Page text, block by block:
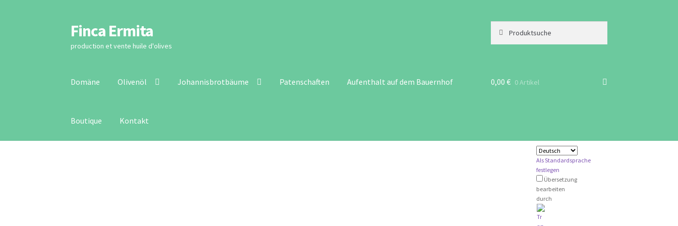
Zur
Navigation
springen
Zum
Inhalt
springen
Finca Ermita
production et vente huile d'olives
nach:
Domäne Olivenöl Johannisbrotbäume Patenschaften Aufenthalt auf dem Bauernhof
Boutique Kontakt
0,00 € 0 Artikel
Als Standardsprache
festlegen
Übersetzung
bearbeiten
durch